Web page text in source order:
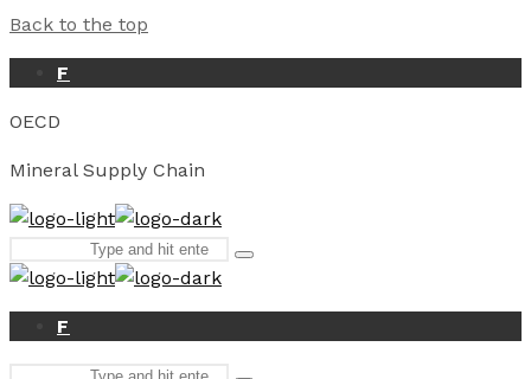
Back to the top
F
OECD
Mineral Supply Chain
for:
Type
enter
F